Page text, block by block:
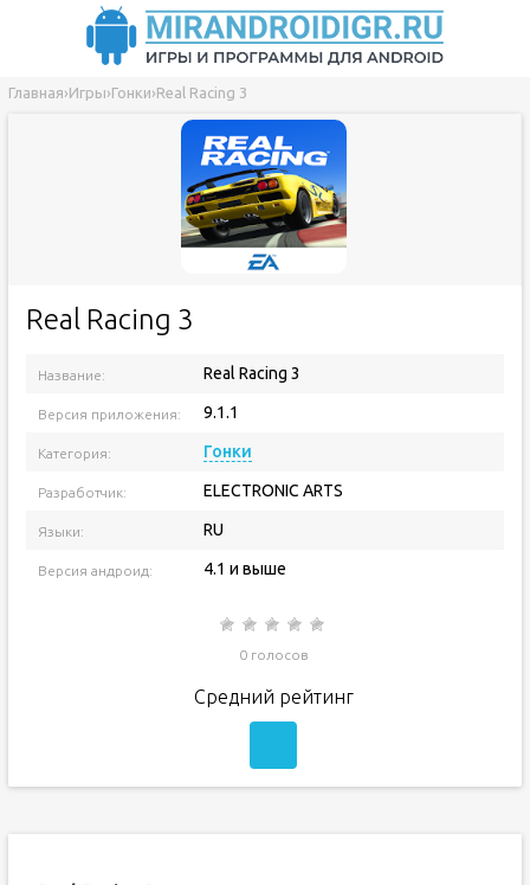
Главная›Игры›Гонки›Real Racing 3
Real Racing 3
Название: Real Racing 3
Версия приложения: 9.1.1
Категория: Гонки
Разработчик: ELECTRONIC ARTS
Языки: RU
Версия андроид: 4.1 и выше
0 голосов
Средний рейтинг